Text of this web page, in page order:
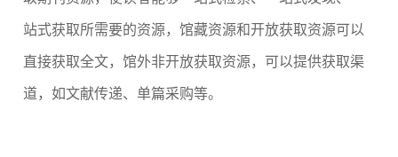
站式获取所需要的资源，馆藏资源和开放获取资源可以
直接获取全文，馆外非开放获取资源，可以提供获取渠
道，如文献传递、单篇采购等。